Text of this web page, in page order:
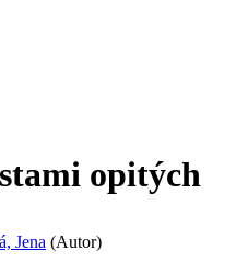
opitých
Jena (Autor)